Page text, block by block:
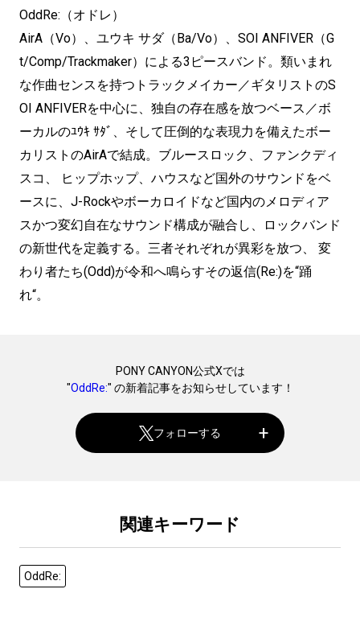
OddRe:（オドレ）
AirA（Vo）、ユウキ サダ（Ba/Vo）、SOI ANFIVER（G
t/Comp/Trackmaker）による3ピースバンド。類いまれ
な作曲センスを持つトラックメイカー／ギタリストのS
OI ANFIVERを中心に、独自の存在感を放つベース／ボ
ーカルのﾕｳｷ ｻﾀﾞ、そして圧倒的な表現力を備えたボー
カリストのAirAで結成。ブルースロック、ファンクディ
スコ、 ヒップホップ、ハウスなど国外のサウンドをベ
ースに、J-Rockやボーカロイドなど国内のメロディア
スかつ変幻⾃在なサウンド構成が融合し、ロックバンド
の新世代を定義する。三者それぞれが異彩を放つ、 変
わり者たち(Odd)が令和へ鳴らすその返信(Re:)を“踊
れ“。
PONY CANYON公式Xでは
"OddRe:" の新着記事をお知らせしています！
フォローする
関連キーワード
OddRe: